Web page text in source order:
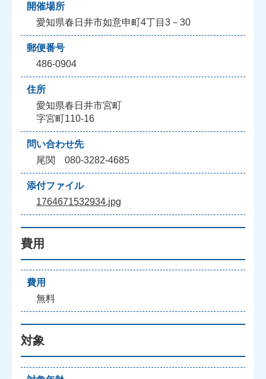
開催場所
愛知県春日井市如意申町4丁目3－30
郵便番号
486-0904
住所
愛知県春日井市宮町
字宮町110-16
問い合わせ先
尾関 080-3282-4685
添付ファイル
1764671532934.jpg
費用
費用
無料
対象